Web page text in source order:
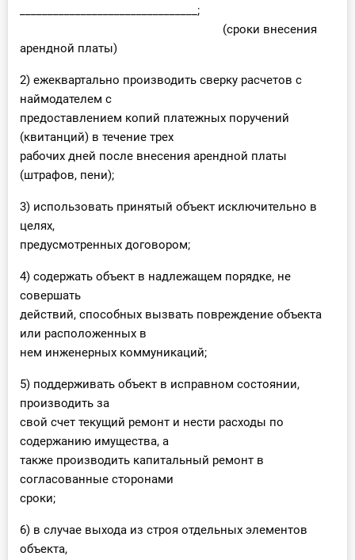
________________________________;
(сроки внесения
арендной платы)
2) ежеквартально производить сверку расчетов с
наймодателем с
предоставлением копий платежных поручений
(квитанций) в течение трех
рабочих дней после внесения арендной платы
(штрафов, пени);
3) использовать принятый объект исключительно в
целях,
предусмотренных договором;
4) содержать объект в надлежащем порядке, не
совершать
действий, способных вызвать повреждение объекта
или расположенных в
нем инженерных коммуникаций;
5) поддерживать объект в исправном состоянии,
производить за
свой счет текущий ремонт и нести расходы по
содержанию имущества, а
также производить капитальный ремонт в
согласованные сторонами
сроки;
6) в случае выхода из строя отдельных элементов
объекта,